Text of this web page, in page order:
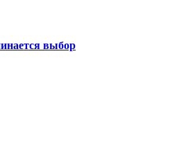
выбор